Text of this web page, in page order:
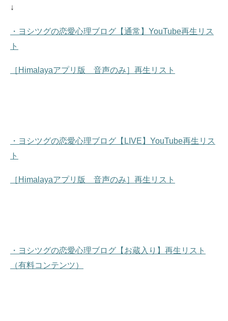
↓
・ヨシツグの恋愛心理ブログ【通常】YouTube再生リス
ト
［Himalayaアプリ版 音声のみ］再生リスト
・ヨシツグの恋愛心理ブログ【LIVE】YouTube再生リス
ト
［Himalayaアプリ版 音声のみ］再生リスト
・ヨシツグの恋愛心理ブログ【お蔵入り】再生リスト
（有料コンテンツ）